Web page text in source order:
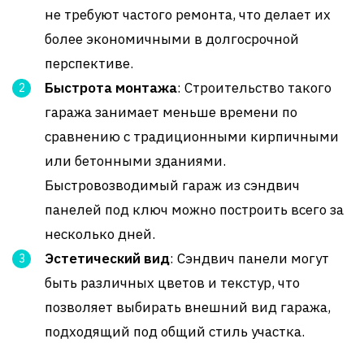
не требуют частого ремонта, что делает их
более экономичными в долгосрочной
перспективе.
Быстрота монтажа: Строительство такого
гаража занимает меньше времени по
сравнению с традиционными кирпичными
или бетонными зданиями.
Быстровозводимый гараж из сэндвич
панелей под ключ можно построить всего за
несколько дней.
Эстетический вид: Сэндвич панели могут
быть различных цветов и текстур, что
позволяет выбирать внешний вид гаража,
подходящий под общий стиль участка.